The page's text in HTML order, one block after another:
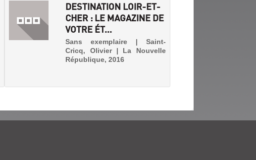
DESTINATION LOIR-ET-
CHER : LE MAGAZINE DE
VOTRE ÉT...
Sans exemplaire | Saint-
Cricq, Olivier | La Nouvelle
République, 2016